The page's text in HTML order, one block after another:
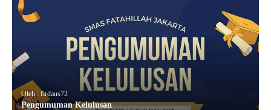
Oleh : firdaus72
Pengumuman Kelulusan